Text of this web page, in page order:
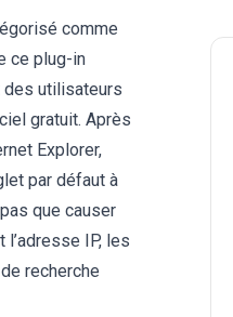
comme
ce plug-in
des utilisateurs
gratuit. Après
Explorer,
par défaut à
que causer
IP, les
recherche